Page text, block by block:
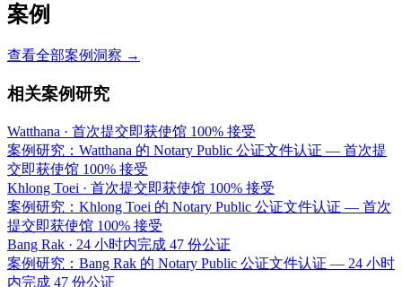
案例
查看全部案例洞察 →
相关案例研究
Watthana · 首次提交即获使馆 100% 接受
案例研究：Watthana 的 Notary Public 公证文件认证 — 首次提
交即获使馆 100% 接受
Khlong Toei · 首次提交即获使馆 100% 接受
案例研究：Khlong Toei 的 Notary Public 公证文件认证 — 首次
提交即获使馆 100% 接受
Bang Rak · 24 小时内完成 47 份公证
案例研究：Bang Rak 的 Notary Public 公证文件认证 — 24 小时
内完成 47 份公证